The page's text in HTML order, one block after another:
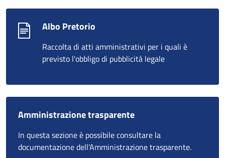
Albo Pretorio
Raccolta di atti amministrativi per i quali è
previsto l'obbligo di pubblicità legale
Amministrazione trasparente
In questa sezione è possibile consultare la
documentazione dell'Amministrazione trasparente.